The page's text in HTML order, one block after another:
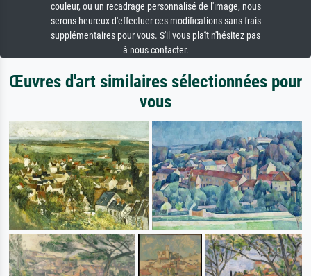
couleur, ou un recadrage personnalisé de l'image, nous
serons heureux d'effectuer ces modifications sans frais
supplémentaires pour vous. S'il vous plaît n'hésitez pas
à nous contacter.
Œuvres d'art similaires sélectionnées pour
vous